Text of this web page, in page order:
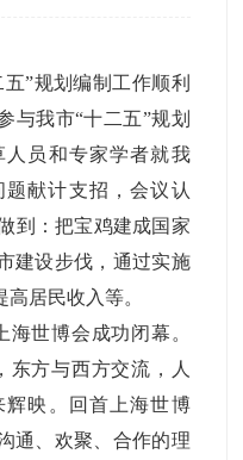
”规划编制工作顺利
与我市“十二五”规划
员和专家学者就我
献计支招，会议认
到：把宝鸡建成国家
建设步伐，通过实施
居民收入等。
海世博会成功闭幕。
东方与西方交流，人
映。回首上海世博
通、欢聚、合作的理